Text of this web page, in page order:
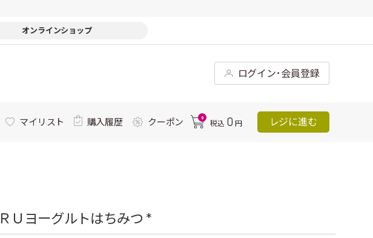
オンラインショップ
ログイン･会員登録
マイリスト 購入履歴 クーポン 0
税込 0 円 レジに進む
Ｕヨーグルトはちみつ *